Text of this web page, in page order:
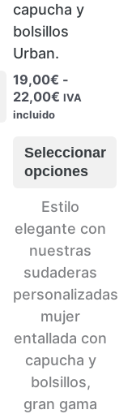
capucha y
bolsillos
Urban.
19,00€ -
22,00€ Rango
desde
19,00€
hasta
22,00€
IVA
incluido
Seleccionar
opciones
Este
producto
tiene
múltiples
variantes.
opciones
se
pueden
elegir
Estilo
elegante con
nuestras
sudaderas
personalizadas
mujer
entallada con
capucha y
bolsillos,
gran gama